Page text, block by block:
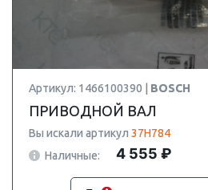
Артикул: 1466100390 | BOSCH
ПРИВОДНОЙ ВАЛ
Вы искали артикул 37H784
Наличные:
4 555 ₽